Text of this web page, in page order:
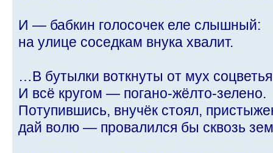
И — бабкин голосочек еле слышный:
на улице соседкам внука хвалит.
…В бутылки воткнуты от мух
И всё кругом — погано-жёлто-зелено.
Потупившись, внучёк стоял,
дай волю — провалился бы сквозь